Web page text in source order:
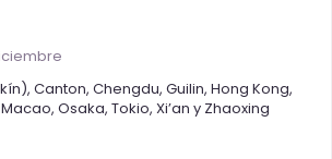
, Canton, Chengdu, Guilin, Hong Kong,
Macao, Osaka, Tokio, Xi’an y Zhaoxing